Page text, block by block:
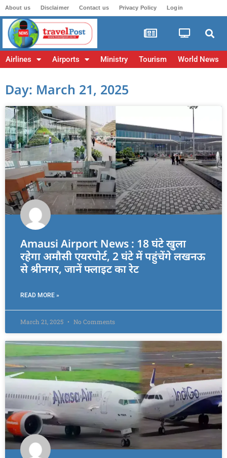
About us Disclaimer Contact us Privacy Policy Login
Airlines Airports Ministry Tourism World News
Day: March 21, 2025
Amausi Airport News : 18 घंटे खुला
रहेगा अमौसी एयरपोर्ट, 2 घंटे में पहुंचेंगे लखनऊ
से श्रीनगर, जानें फ्लाइट का रेट
READ MORE »
March 21, 2025 No Comments